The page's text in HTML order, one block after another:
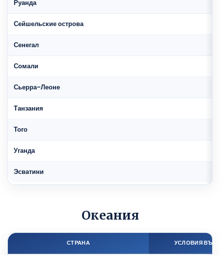
Руанда
Сейшельские острова
Сенегал
Сомали
Сьерра-Леоне
Танзания
Того
Уганда
Эсватини
Океания
СТРАНА УСЛОВИЯ